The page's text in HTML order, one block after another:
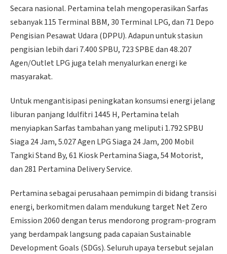
Secara nasional. Pertamina telah mengoperasikan Sarfas
sebanyak 115 Terminal BBM, 30 Terminal LPG, dan 71 Depo
Pengisian Pesawat Udara (DPPU). Adapun untuk stasiun
pengisian lebih dari 7.400 SPBU, 723 SPBE dan 48.207
Agen/Outlet LPG juga telah menyalurkan energi ke
masyarakat.
Untuk mengantisipasi peningkatan konsumsi energi jelang
liburan panjang Idulfitri 1445 H, Pertamina telah
menyiapkan Sarfas tambahan yang meliputi 1.792 SPBU
Siaga 24 Jam, 5.027 Agen LPG Siaga 24 Jam, 200 Mobil
Tangki Stand By, 61 Kiosk Pertamina Siaga, 54 Motorist,
dan 281 Pertamina Delivery Service.
Pertamina sebagai perusahaan pemimpin di bidang transisi
energi, berkomitmen dalam mendukung target Net Zero
Emission 2060 dengan terus mendorong program-program
yang berdampak langsung pada capaian Sustainable
Development Goals (SDGs). Seluruh upaya tersebut sejalan